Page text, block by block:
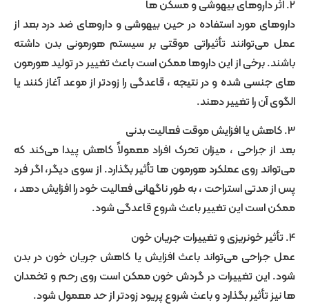
مورد استفاده در حین بیهوشی و داروهای ضد درد بعد از
تأثیراتی موقتی بر سیستم هورمونی بدن داشته
از این داروها ممکن است باعث تغییر در تولید هورمون
شده و در نتیجه ، قاعدگی را زودتر از موعد آغاز کنند یا
را تغییر دهند.
، میزان تحرک افراد معمولاً کاهش پیدا می‌کند که
روی عملکرد هورمون ‌ها تأثیر بگذارد. از سوی دیگر، اگر فرد
استراحت ، به‌ طور ناگهانی فعالیت خود را افزایش دهد ،
این تغییر باعث شروع قاعدگی شود.
می‌تواند باعث افزایش یا کاهش جریان خون در بدن
تغییرات در گردش خون ممکن است روی رحم و تخمدان‌
بگذارد و باعث شروع پریود زودتر از حد معمول شود.